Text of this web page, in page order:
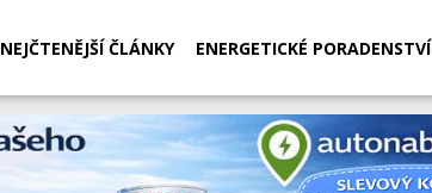
NEJČTENĚJŠÍ ČLÁNKY ENERGETICKÉ PORADENSTVÍ